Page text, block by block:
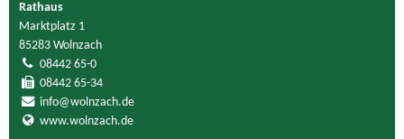
Rathaus
Marktplatz 1
85283 Wolnzach
08442 65-0
08442 65-34
info@wolnzach.de
www.wolnzach.de